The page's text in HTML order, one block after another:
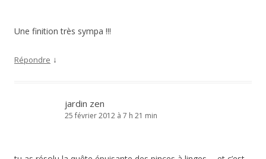
Une finition très sympa !!!
Répondre ↓
jardin zen
25 février 2012 à 7 h 21 min